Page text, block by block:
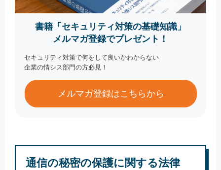
書籍「セキュリティ対策の基礎知識」
メルマガ登録でプレゼント！
セキュリティ対策で何をして良いかわからない
企業の情シス部門の方必見！
メルマガ登録はこちらから
通信の秘密の保護に関する法律